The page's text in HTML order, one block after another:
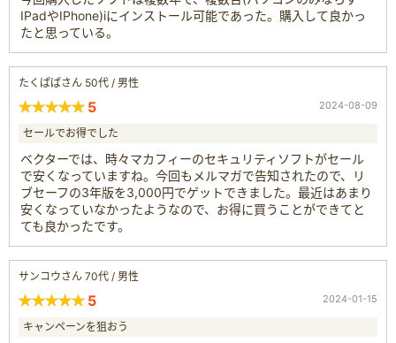
IPadやIPhone)iにインストール可能であった。購入して良かっ
たと思っている。
たくぱぱさん 50代 / 男性
5 2024-08-09
セールでお得でした
ベクターでは、時々マカフィーのセキュリティソフトがセール
で安くなっていますね。今回もメルマガで告知されたので、リ
ブセーフの3年版を3,000円でゲットできました。最近はあまり
安くなっていなかったようなので、お得に買うことができてと
ても良かったです。
サンコウさん 70代 / 男性
5 2024-01-15
キャンペーンを狙おう